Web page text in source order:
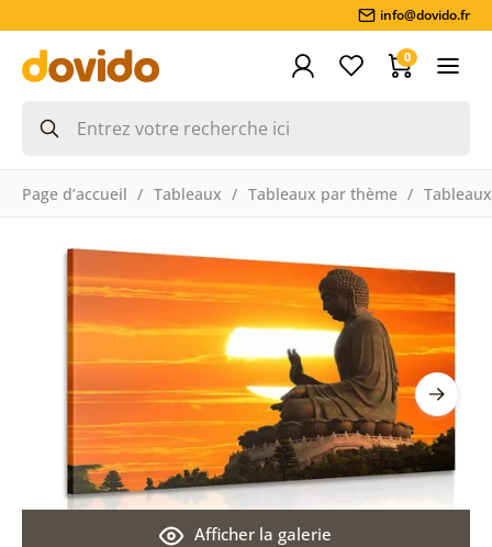
info@dovido.fr
0
Page d’accueil Tableaux Tableaux par thème
Afficher la galerie